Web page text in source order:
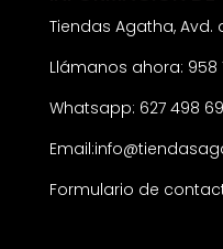
Tiendas Agatha, Avd.
Llámanos ahora: 958
Whatsapp: 627 498
Email:
Formulario de